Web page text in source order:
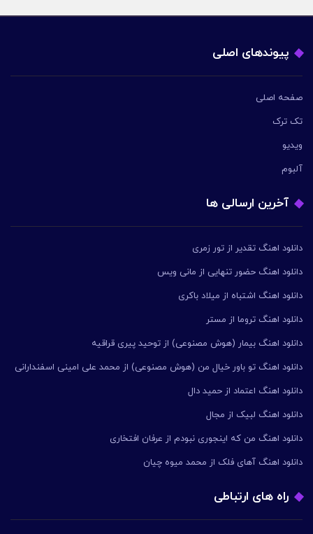
پیوندهای اصلی
صفحه اصلی
تک ترک
ویدیو
آلبوم
آخرین ارسالی ها
دانلود اهنگ تقدیر از تور زمری
دانلود اهنگ حضور تنهایی از مانی ویس
دانلود اهنگ اشتباه از میلاد باکری
دانلود اهنگ تروما از مستر
دانلود اهنگ بیمار (هوش مصنوعی) از توحید پیری قراقیه
دانلود اهنگ تو باور خیال من (هوش مصنوعی) از محمد علی امینی اسفندارانی
دانلود اهنگ اعتماد از حمید دال
دانلود اهنگ لبیک از مجال
دانلود اهنگ من که اینجوری نبودم از عرفان افتخاری
دانلود اهنگ آهای فلک از محمد میوه چیان
راه های ارتباطی